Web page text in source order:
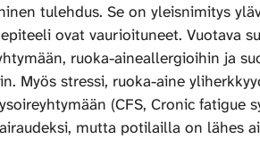
tulehdus. Se on yleisnimitys
ovat vaurioituneet. Vuotava
ruoka-aineallergioihin ja
Myös stressi, ruoka-aine
(CFS, Cronic fatigue
mutta potilailla on